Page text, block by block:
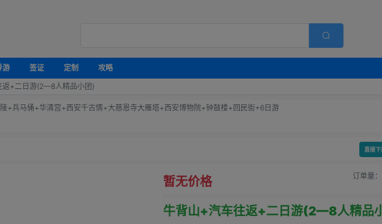
游 签证 定制
攻略
返+二日游(2—8人精品小团)
+兵马俑+华清宫+西安千古情+大慈恩寺大雁塔+西安博物院+钟鼓楼+回民街+6日游
直接下
暂无价格 订单量：
牛背山+汽车往返+二日游(2—8人精品